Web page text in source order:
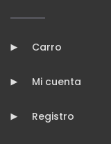
Carro
Mi cuenta
Registro